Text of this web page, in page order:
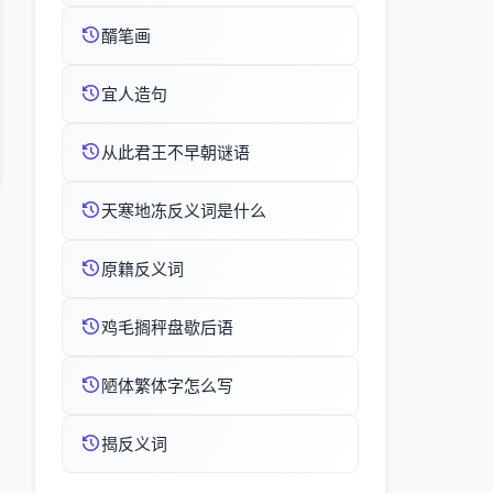
醑笔画
宜人造句
从此君王不早朝谜语
天寒地冻反义词是什么
原籍反义词
鸡毛搁秤盘歇后语
陋体繁体字怎么写
揭反义词